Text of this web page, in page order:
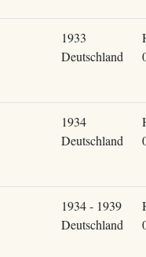
1933
Deutschland
1934
Deutschland
1934 - 1939
Deutschland